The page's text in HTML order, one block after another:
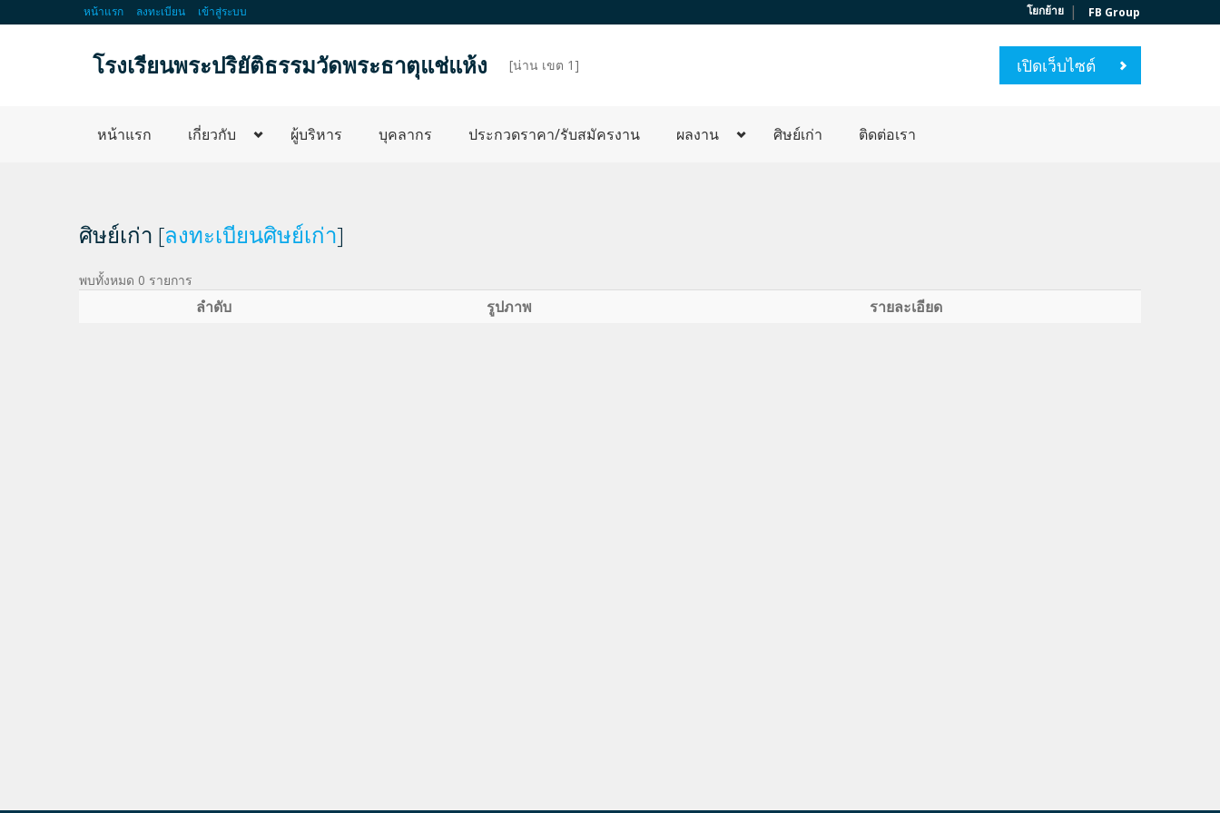
หน้าแรก ลงทะเบียน เข้าสู่ระบบ โยกย้าย | FB Group
โรงเรียนพระปริยัติธรรมวัดพระธาตุแช่แห้ง [น่าน เขต 1] เปิดเว็บไซต์
หน้าแรก เกี่ยวกับ ผู้บริหาร บุคลากร ประกวดราคา/รับสมัครงาน ผลงาน ศิษย์เก่า ติดต่อเรา
ศิษย์เก่า [ลงทะเบียนศิษย์เก่า]
พบทั้งหมด 0 รายการ
ลำดับ รูปภาพ รายละเอียด